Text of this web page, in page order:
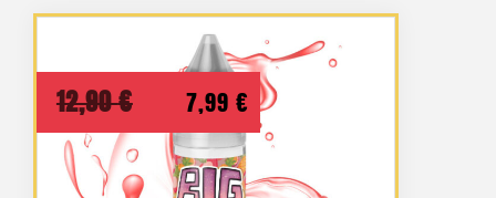
12,90€
Le
prix
initial
7,99 € Le
prix
actuel